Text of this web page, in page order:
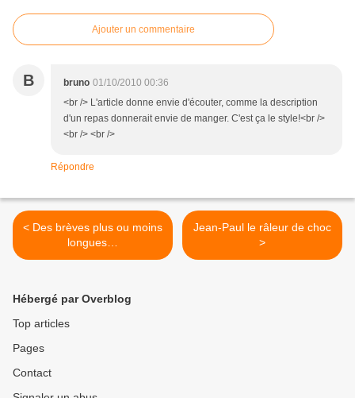
Ajouter un commentaire
B bruno 01/10/2010 00:36
<br /> L'article donne envie d'écouter, comme la description
d'un repas donnerait envie de manger. C'est ça le style!<br />
<br /> <br />
Répondre
< Des brèves plus ou moins
longues…
Jean-Paul le râleur de choc
>
Hébergé par Overblog
Top articles
Pages
Contact